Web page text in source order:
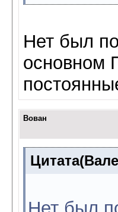
Нет был
основном
Вован